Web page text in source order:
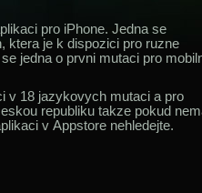
pro iPhone. Jedna se
ktera je k dispozici pro ruzne
jedna o prvni mutaci pro
v 18 jazykovych mutaci a pro
republiku takze pokud
v Appstore nehledejte.